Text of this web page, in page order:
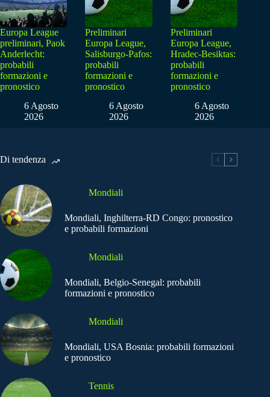
Europa League
preliminari, Paok
Anderlecht:
probabili
formazioni e
pronostico
6 Agosto
2026
Preliminari
Europa League,
Salisburgo-Pafos:
probabili
formazioni e
pronostico
6 Agosto
2026
Preliminari
Europa League,
Hradec-Besiktas:
probabili
formazioni e
pronostico
6 Agosto
2026
Di tendenza
Mondiali
Mondiali, Inghilterra-RD Congo: pronostico
e probabili formazioni
Mondiali
Mondiali, Belgio-Senegal: probabili
formazioni e pronostico
Mondiali
Mondiali, USA Bosnia: probabili formazioni
e pronostico
Tennis